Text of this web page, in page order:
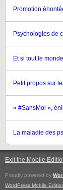
Promotion
Psychologies de
Et si tout le
Petit propos sur
« #SansMoi »,
La maladie des
Exit the Mobile
Proudly powered by
WordPress Mobile